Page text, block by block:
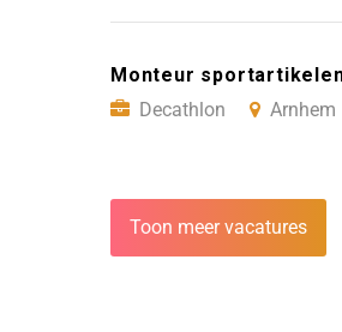
Monteur
Decathlon
Arnhem
Toon meer vacatures